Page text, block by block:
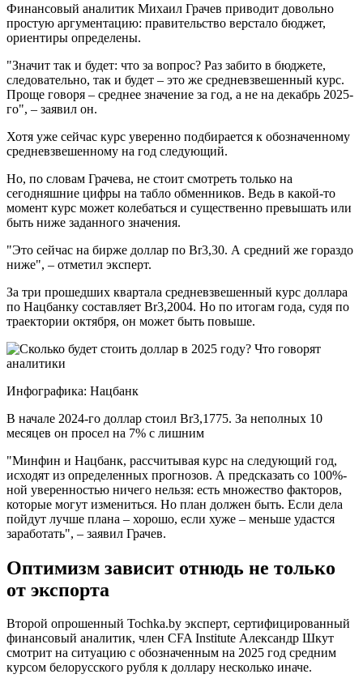
Финансовый аналитик Михаил Грачев приводит довольно
простую аргументацию: правительство верстало бюджет,
ориентиры определены.
"Значит так и будет: что за вопрос? Раз забито в бюджете,
следовательно, так и будет – это же средневзвешенный курс.
Проще говоря – среднее значение за год, а не на декабрь 2025-
го", – заявил он.
Хотя уже сейчас курс уверенно подбирается к обозначенному
средневзвешенному на год следующий.
Но, по словам Грачева, не стоит смотреть только на
сегодняшние цифры на табло обменников. Ведь в какой-то
момент курс может колебаться и существенно превышать или
быть ниже заданного значения.
"Это сейчас на бирже доллар по Br3,30. А средний же гораздо
ниже", – отметил эксперт.
За три прошедших квартала средневзвешенный курс доллара
по Нацбанку составляет Br3,2004. Но по итогам года, судя по
траектории октября, он может быть повыше.
Инфографика: Нацбанк
В начале 2024-го доллар стоил Br3,1775. За неполных 10
месяцев он просел на 7% с лишним
"Минфин и Нацбанк, рассчитывая курс на следующий год,
исходят из определенных прогнозов. А предсказать со 100%-
ной уверенностью ничего нельзя: есть множество факторов,
которые могут измениться. Но план должен быть. Если дела
пойдут лучше плана – хорошо, если хуже – меньше удастся
заработать", – заявил Грачев.
Оптимизм зависит отнюдь не только
от экспорта
Второй опрошенный Tochka.by эксперт, сертифицированный
финансовый аналитик, член CFA Institute Александр Шкут
смотрит на ситуацию с обозначенным на 2025 год средним
курсом белорусского рубля к доллару несколько иначе.